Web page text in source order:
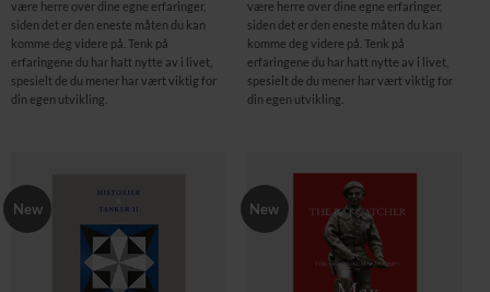
være herre over dine egne erfaringer,
siden det er den eneste måten du kan
komme deg videre på. Tenk på
erfaringene du har hatt nytte av i livet,
spesielt de du mener har vært viktig for
din egen utvikling.
være herre over dine egne erfaringer,
siden det er den eneste måten du kan
komme deg videre på. Tenk på
erfaringene du har hatt nytte av i livet,
spesielt de du mener har vært viktig for
din egen utvikling.
New New